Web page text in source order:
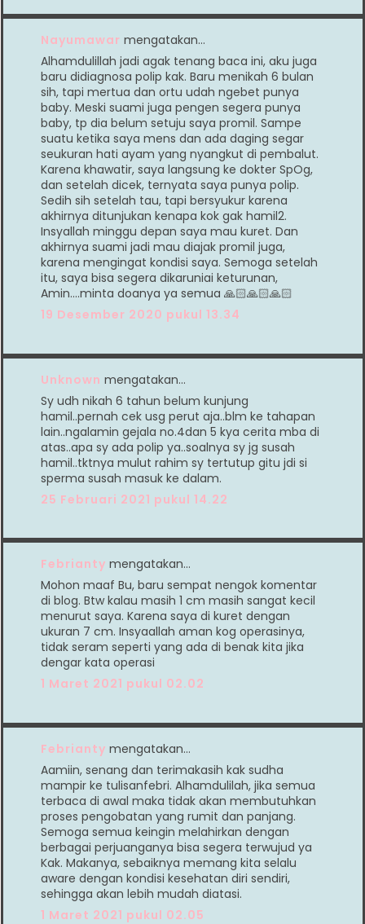
Nayumawar mengatakan…
Alhamdulillah jadi agak tenang baca ini, aku juga
baru didiagnosa polip kak. Baru menikah 6 bulan
sih, tapi mertua dan ortu udah ngebet punya
baby. Meski suami juga pengen segera punya
baby, tp dia belum setuju saya promil. Sampe
suatu ketika saya mens dan ada daging segar
seukuran hati ayam yang nyangkut di pembalut.
Karena khawatir, saya langsung ke dokter SpOg,
dan setelah dicek, ternyata saya punya polip.
Sedih sih setelah tau, tapi bersyukur karena
akhirnya ditunjukan kenapa kok gak hamil2.
Insyallah minggu depan saya mau kuret. Dan
akhirnya suami jadi mau diajak promil juga,
karena mengingat kondisi saya. Semoga setelah
itu, saya bisa segera dikaruniai keturunan,
Amin....minta doanya ya semua 🙏🏻🙏🏻🙏🏻
19 Desember 2020 pukul 13.34
Unknown mengatakan…
Sy udh nikah 6 tahun belum kunjung
hamil..pernah cek usg perut aja..blm ke tahapan
lain..ngalamin gejala no.4dan 5 kya cerita mba di
atas..apa sy ada polip ya..soalnya sy jg susah
hamil..tktnya mulut rahim sy tertutup gitu jdi si
sperma susah masuk ke dalam.
25 Februari 2021 pukul 14.22
Febrianty mengatakan…
Mohon maaf Bu, baru sempat nengok komentar
di blog. Btw kalau masih 1 cm masih sangat kecil
menurut saya. Karena saya di kuret dengan
ukuran 7 cm. Insyaallah aman kog operasinya,
tidak seram seperti yang ada di benak kita jika
dengar kata operasi
1 Maret 2021 pukul 02.02
Febrianty mengatakan…
Aamiin, senang dan terimakasih kak sudha
mampir ke tulisanfebri. Alhamdulilah, jika semua
terbaca di awal maka tidak akan membutuhkan
proses pengobatan yang rumit dan panjang.
Semoga semua keingin melahirkan dengan
berbagai perjuanganya bisa segera terwujud ya
Kak. Makanya, sebaiknya memang kita selalu
aware dengan kondisi kesehatan diri sendiri,
sehingga akan lebih mudah diatasi.
1 Maret 2021 pukul 02.05